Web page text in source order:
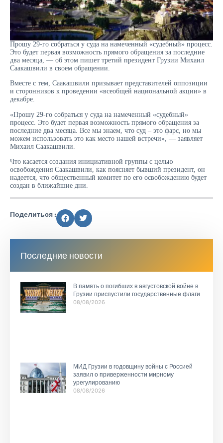
Прошу 29-го собраться у суда на намеченный «судебный» процесс.
Это будет первая возможность прямого обращения за последние
два месяца, — об этом пишет третий президент Грузии Михаил
Саакашвили в своем обращении.
Вместе с тем, Саакашвили призывает представителей оппозиции
и сторонников к проведении «всеобщей национальной акции» в
декабре.
«Прошу 29-го собраться у суда на намеченный «судебный»
процесс. Это будет первая возможность прямого обращения за
последние два месяца. Все мы знаем, что суд – это фарс, но мы
можем использовать это как место нашей встречи», — заявляет
Михаил Саакашвили.
Что касается создания инициативной группы с целью
освобождения Саакашвили, как поясняет бывший президент, он
надеется, что общественный комитет по его освобождению будет
создан в ближайшие дни.
Поделиться :
Последние новости
В память о погибших в августовской войне в
Грузии приспустили государственные флаги
08/08/2026
МИД Грузии в годовщину войны с Россией
заявил о приверженности мирному
урегулированию
08/08/2026